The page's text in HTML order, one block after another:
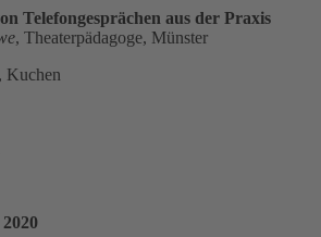
Telefongesprächen aus der Praxis
, Theaterpädagoge, Münster
Kuchen